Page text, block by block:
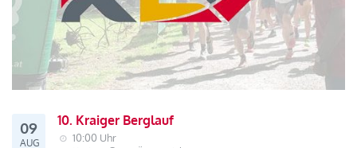
09
AUG
10. Kraiger Berglauf
10:00 Uhr